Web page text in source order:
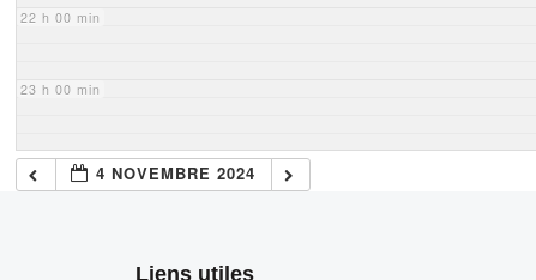
22 h 00 min
23 h 00 min
4 NOVEMBRE 2024
Liens utiles